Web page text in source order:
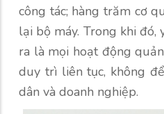
công tác; hàng trăm cơ
lại bộ máy. Trong khi
ra là mọi hoạt động
duy trì liên tục, không
dân và doanh nghiệp.